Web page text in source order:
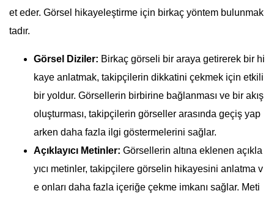
et eder. Görsel hikayeleştirme için birkaç yöntem bulunmak
tadır.
Görsel Diziler: Birkaç görseli bir araya getirerek bir hi
kaye anlatmak, takipçilerin dikkatini çekmek için etkili
bir yoldur. Görsellerin birbirine bağlanması ve bir akış
oluşturması, takipçilerin görseller arasında geçiş yap
arken daha fazla ilgi göstermelerini sağlar.
Açıklayıcı Metinler: Görsellerin altına eklenen açıkla
yıcı metinler, takipçilere görselin hikayesini anlatma v
e onları daha fazla içeriğe çekme imkanı sağlar. Meti